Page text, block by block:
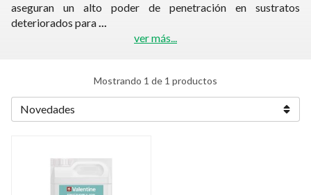
aseguran un alto poder de penetración en sustratos
deteriorados para...
ver más...
Mostrando 1 de 1 productos